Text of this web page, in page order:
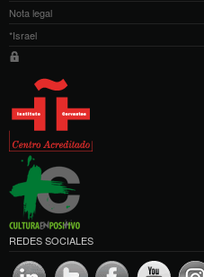
Nota legal
*Israel
REDES SOCIALES